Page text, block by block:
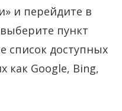
и перейдите в
пункт
список доступных
как Google, Bing,